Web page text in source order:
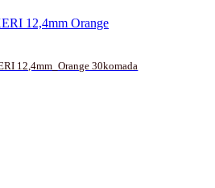
12,4mm_Orange 30komada